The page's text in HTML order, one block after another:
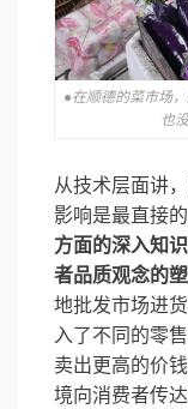
●在顺德的菜市场
也
从技术层面讲
影响是最直接的
方面的深入知
者品质观念的
地批发市场进
入了不同的零
卖出更高的价
境向消费者传